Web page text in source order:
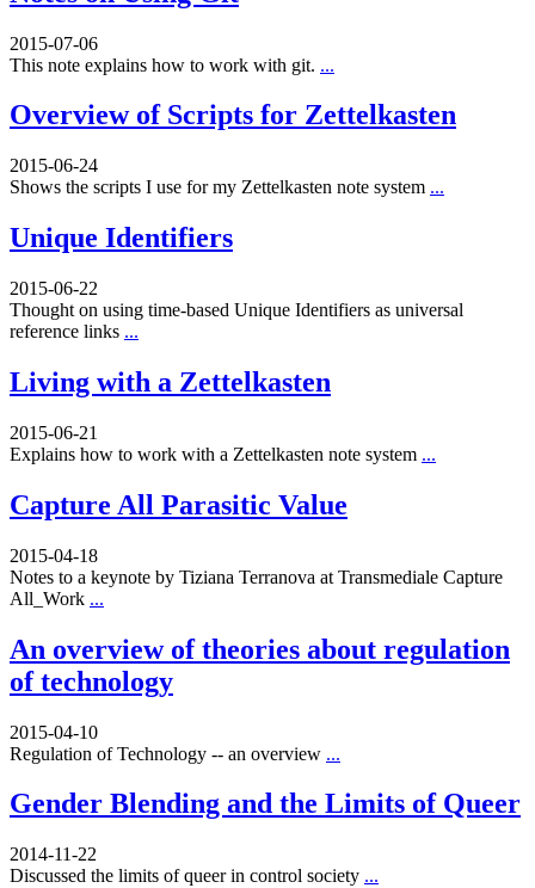
2015-07-06
This note explains how to work with git. ...
Overview of Scripts for Zettelkasten
2015-06-24
Shows the scripts I use for my Zettelkasten note system ...
Unique Identifiers
2015-06-22
Thought on using time-based Unique Identifiers as universal
reference links ...
Living with a Zettelkasten
2015-06-21
Explains how to work with a Zettelkasten note system ...
Capture All Parasitic Value
2015-04-18
Notes to a keynote by Tiziana Terranova at Transmediale Capture
All_Work ...
An overview of theories about regulation
of technology
2015-04-10
Regulation of Technology -- an overview ...
Gender Blending and the Limits of Queer
2014-11-22
Discussed the limits of queer in control society ...